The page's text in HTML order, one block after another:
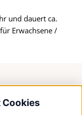
Cookies
und dauert ca.
Erwachsene /